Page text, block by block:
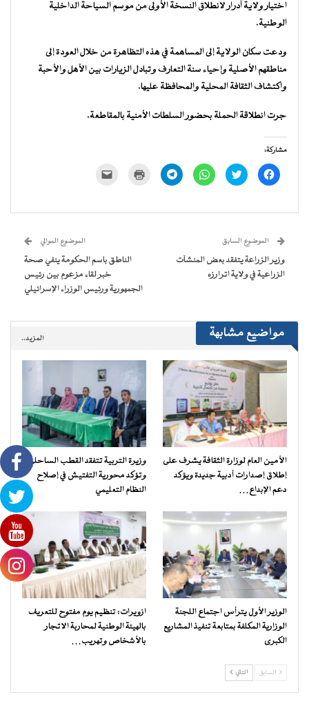
اختيار ولاية آدرار لانطلاق النسخة الأولى من موسم السياحة الداخلية
الوطنية.
ودعت سكان الولاية إلى المساهمة في هذه التظاهرة من خلال العودة إلى
مناطقهم الأصلية وإحياء سنة التعارف وتبادل الزيارات بين الأهل والأحبة
واكتشاف الثقافة المحلية والمحافظة عليها.
جرت انطلاقة الحملة بحضور السلطات الأمنية بالمقاطعة.
مشاركة:
انقر
للمشاركة
في
اضغط
للمشاركة
في
انقر
للمشاركة
في
انقر
للمشاركة
في
للطباعة
جديدة) الإلكتروني
نافذة
جديدة)
الموضوع السابق
وزير الزراعة يتفقد بعض المنشآت
الزراعية في ولاية اترارزه
الموضوع الموالي
الناطق باسم الحكومة ينفي صحة
خبر لقاء مزعوم بين رئيس
الجمهورية ورئيس الوزراء الإسرائيلي
مواضيع مشابهة المزيد..
الأمين العام لوزارة الثقافة يشرف على
إطلاق إصدارات أدبية جديدة ويؤكد
دعم الإبداع…
وزيرة التربية تتفقد القطب الساحلي
وتؤكد محورية التفتيش في إصلاح
النظام التعليمي
الوزير الأول يترأس اجتماع اللجنة
الوزارية المكلفة بمتابعة تنفيذ المشاريع
الكبرى
ازويرات: تنظيم يوم مفتوح للتعريف
بالهيئة الوطنية لمحاربة الاتجار
بالأشخاص وتهريب…
السابق التالي